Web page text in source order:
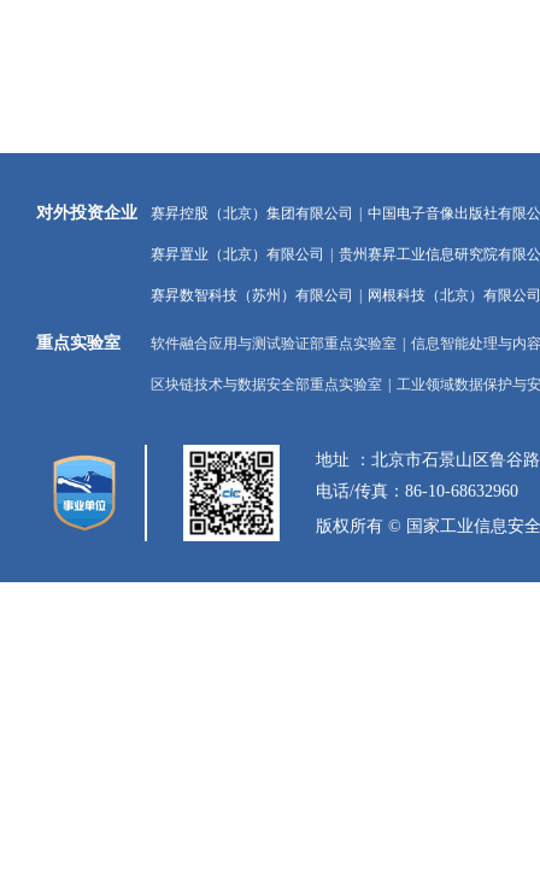
对外投资企业 赛昇控股（北京）集团有限公司 中国电子音像出版社有限
赛昇置业（北京）有限公司 贵州赛昇工业信息研究院有限
赛昇数智科技（苏州）有限公司 网根科技（北京）有限公司
重点实验室 软件融合应用与测试验证部重点实验室 信息智能处理与内
区块链技术与数据安全部重点实验室 工业领域数据保护与
地址 ：北京市石景山区
电话/传真：86-10-68632960
版权所有 © 国家工业信息